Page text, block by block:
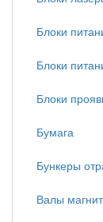
Блоки
Блоки
Блоки
Бумага
Бункеры
Валы